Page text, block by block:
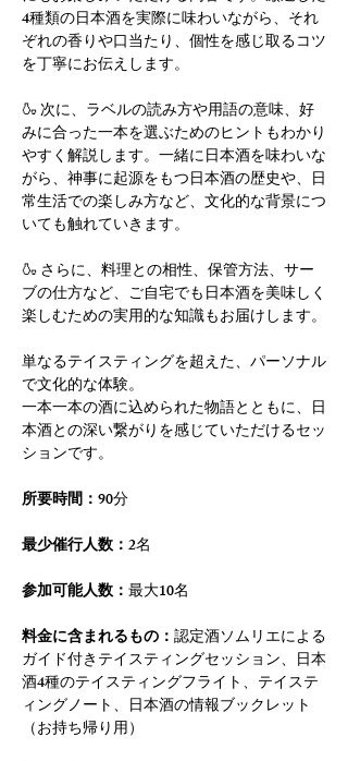
4種類の日本酒を実際に味わいながら、それ
ぞれの香りや口当たり、個性を感じ取るコツ
を丁寧にお伝えします。
🍶 次に、ラベルの読み方や用語の意味、好
みに合った一本を選ぶためのヒントもわかり
やすく解説します。一緒に日本酒を味わいな
がら、神事に起源をもつ日本酒の歴史や、日
常生活での楽しみ方など、文化的な背景につ
いても触れていきます。
🍶 さらに、料理との相性、保管方法、サー
ブの仕方など、ご自宅でも日本酒を美味しく
楽しむための実用的な知識もお届けします。
単なるテイスティングを超えた、パーソナル
で文化的な体験。
一本一本の酒に込められた物語とともに、日
本酒との深い繋がりを感じていただけるセッ
ションです。
所要時間： 90分
最少催行人数： 2名
参加可能人数： 最大10名
料金に含まれるもの： 認定酒ソムリエによる
ガイド付きテイスティングセッション、日本
酒4種のテイスティングフライト、テイステ
ィングノート、日本酒の情報ブックレット
（お持ち帰り用）